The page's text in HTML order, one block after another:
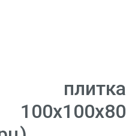
плитка